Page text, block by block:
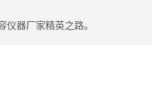
器厂家精英之路。